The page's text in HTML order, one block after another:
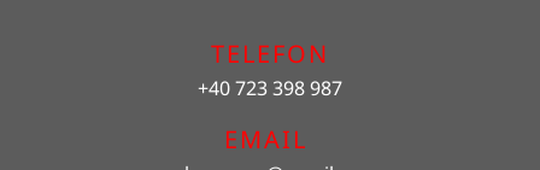
TELEFON
+40 723 398 987
EMAIL